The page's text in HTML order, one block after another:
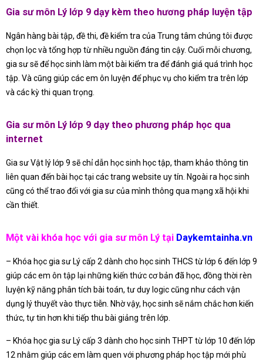
Gia sư môn Lý lớp 9 dạy kèm theo hương pháp luyện tập
Ngân hàng bài tập, đề thi, đề kiểm tra của Trung tâm chúng tôi được
chọn lọc và tổng hợp từ nhiều nguồn đáng tin cậy. Cuối mỗi chương,
gia sư sẽ để học sinh làm một bài kiểm tra để đánh giá quá trình học
tập. Và cũng giúp các em ôn luyện để phục vụ cho kiểm tra trên lớp
và các kỳ thi quan trọng.
Gia sư môn Lý lớp 9 dạy theo phương pháp học qua
internet
Gia sư Vật lý lớp 9 sẽ chỉ dẫn học sinh học tập, tham khảo thông tin
liên quan đến bài học tại các trang website uy tín. Ngoài ra học sinh
cũng có thể trao đổi với gia sư của mình thông qua mạng xã hội khi
cần thiết.
Một vài khóa học với gia sư môn Lý tại Daykemtainha.vn
– Khóa học gia sư Lý cấp 2 dành cho học sinh THCS từ lớp 6 đến lớp 9
giúp các em ôn tập lại những kiến thức cơ bản đã học, đồng thời rèn
luyện kỹ năng phân tích bài toán, tư duy logic cũng như cách vận
dụng lý thuyết vào thực tiễn. Nhờ vậy, học sinh sẽ nắm chắc hơn kiến
thức, tự tin hơn khi tiếp thu bài giảng trên lớp.
– Khóa học gia sư Lý cấp 3 dành cho học sinh THPT từ lớp 10 đến lớp
12 nhằm giúp các em làm quen với phương pháp học tập mới phù